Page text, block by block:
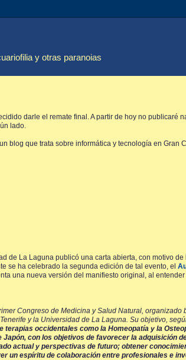
y otras paranoias
darle el remate final. A partir de hoy no publicaré
lado.
un blog que trata sobre informática y tecnología en Gran
de La Laguna publicó una carta abierta, con motivo
se ha celebrado la segunda edición de tal evento, el
una nueva versión del manifiesto original, al
Congreso de Medicina y Salud Natural, organizado
y la Universidad de La Laguna. Su objetivo,
occidentales como la Homeopatía y la
con los objetivos de favorecer la adquisición
actual y perspectivas de futuro; obtener
un espíritu de colaboración entre profesionales e